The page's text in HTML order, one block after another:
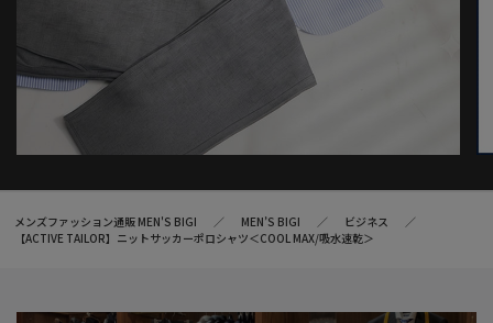
メンズファッション通販 MEN'S BIGI MEN’S BIGI
ビジネス
【ACTIVE TAILOR】ニットサッカーポロシャツ＜COOL MAX/吸水速乾＞